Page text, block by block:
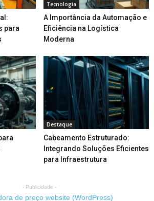
para
Tecnologia
A Importância da Automação e
Eficiência na Logística
Moderna
Destaque
Cabeamento Estruturado:
Integrando Soluções Eficientes
para Infraestrutura
- Publicidade -